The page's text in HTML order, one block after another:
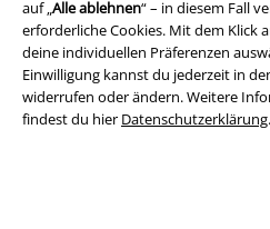
auf „Alle ablehnen“ – in diesem Fall
erforderliche Cookies. Mit dem Klick
deine individuellen Präferenzen
Einwilligung kannst du jederzeit in
widerrufen oder ändern. Weitere
findest du hier Datenschutzerklärung.
Alle Preise inkl. gesetzlicher
© 1986-2026 E.M.P. Merchandising